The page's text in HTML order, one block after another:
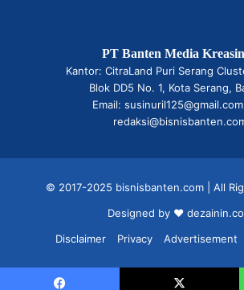
PT Banten Media
Kantor: CitraLand Puri Serang
Blok DD5 No. 1, Kota Serang,
Email:
© 2017-2025 bisnisbanten.com | All
Designed by ❤
Disclaimer
Privacy Advertisement